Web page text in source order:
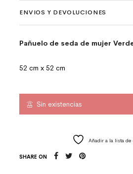
Pañuelo de seda de mujer
52 cm x 52 cm
Sin existencias
Añadir a la lista de
ENVIOS Y DEVOLUCIONES
SHARE ON